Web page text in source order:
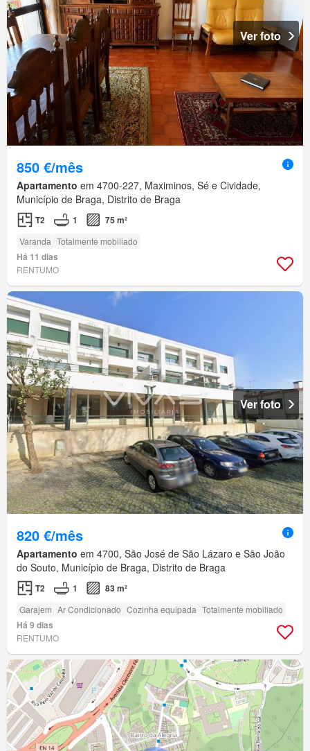
Ver foto
850 €/mês
Apartamento em 4700-227, Maximinos, Sé e Cividade,
Município de Braga, Distrito de Braga
T2 1 75 m²
Varanda Totalmente mobiliado
Há 11 dias
RENTUMO
Ver foto
820 €/mês
Apartamento em 4700, São José de São Lázaro e São João
do Souto, Município de Braga, Distrito de Braga
T2 1 83 m²
Garajem Ar Condicionado Cozinha equipada Totalmente mobiliado
Há 9 dias
RENTUMO